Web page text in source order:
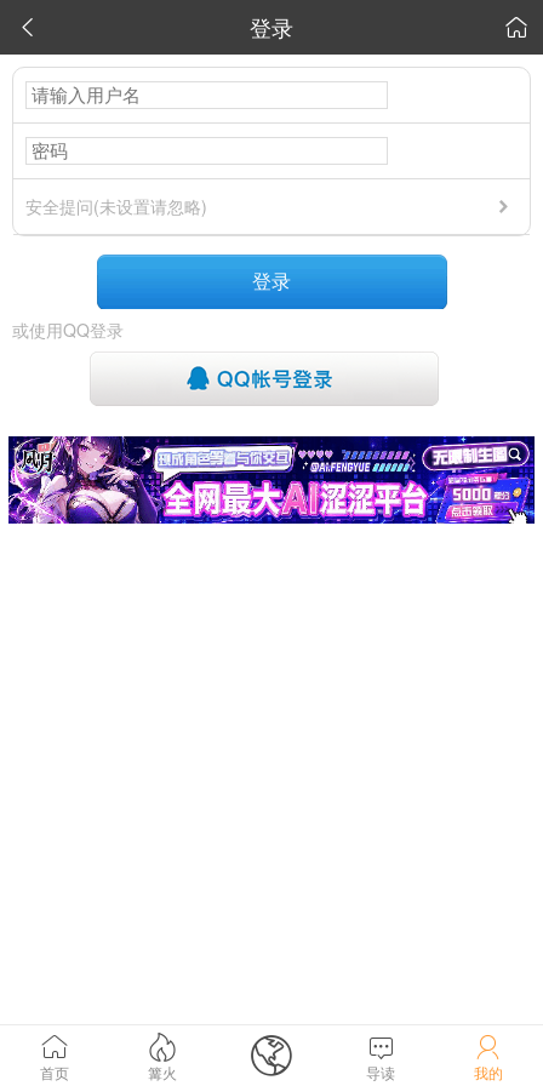
 登录 
安全提问(未设置请忽略)
登录
或使用QQ登录

首页

篝火  
导读

我的